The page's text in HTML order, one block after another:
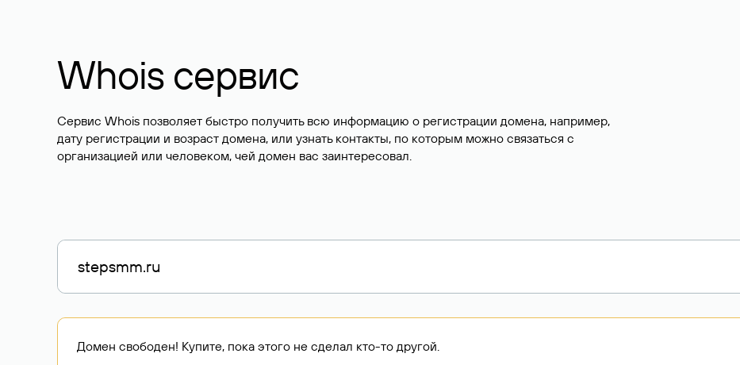
Whois сервис
Сервис Whois позволяет быстро получить всю информацию о регистрации домена, например,
дату регистрации и возраст домена, или узнать контакты, по которым можно связаться с
организацией или человеком, чей домен вас заинтересовал.
Домен свободен! Купите, пока этого не сделал кто-то другой.